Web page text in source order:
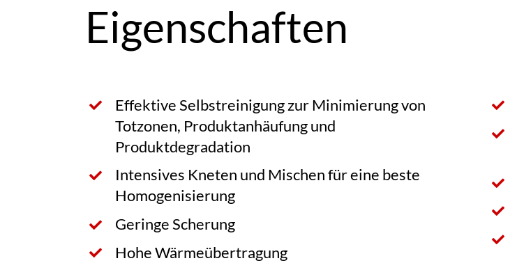
Eigenschaften
Effektive Selbstreinigung zur Minimierung von
Totzonen, Produktanhäufung und
Produktdegradation
Intensives Kneten und Mischen für eine beste
Homogenisierung
Geringe Scherung
Hohe Wärmeübertragung